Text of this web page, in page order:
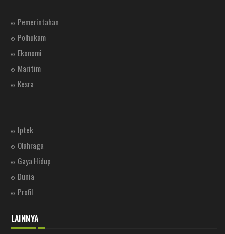
Pemerintahan
Polhukam
Ekonomi
Maritim
Kesra
Iptek
Olahraga
Gaya Hidup
Dunia
Profil
LAINNYA